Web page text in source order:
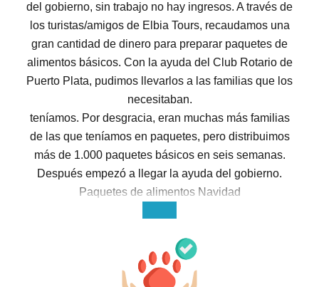
del gobierno, sin trabajo no hay ingresos. A través de
los turistas/amigos de Elbia Tours, recaudamos una
gran cantidad de dinero para preparar paquetes de
alimentos básicos. Con la ayuda del Club Rotario de
Puerto Plata, pudimos llevarlos a las familias que los
necesitaban.
teníamos. Por desgracia, eran muchas más familias
de las que teníamos en paquetes, pero distribuimos
más de 1.000 paquetes básicos en seis semanas.
Después empezó a llegar la ayuda del gobierno.
Paquetes de alimentos Navidad